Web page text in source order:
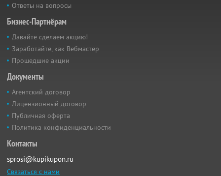
Ответы на вопросы
Бизнес-Партнёрам
Давайте сделаем акцию!
Заработайте, как Вебмастер
Прошедшие акции
Документы
Агентский договор
Лицензионный договор
Публичная оферта
Политика конфиденциальности
Контакты
sprosi@kupikupon.ru
Связаться с нами